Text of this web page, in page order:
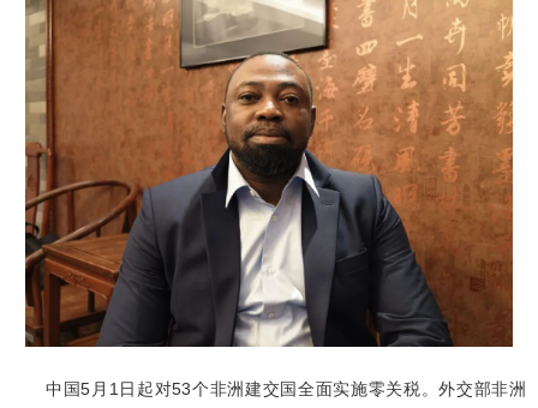
中国5 月 1 日起对53个非洲建交国全面实施零关税。外交部非洲